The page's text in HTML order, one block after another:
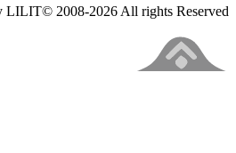
LILIT© 2008-2026 All rights Reserved